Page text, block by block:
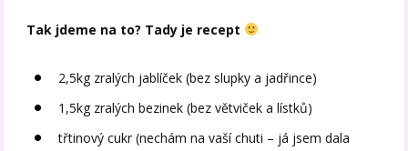
Tak jdeme na to? Tady je recept
2,5kg zralých jablíček (bez slupky a jadřince)
1,5kg zralých bezinek (bez větviček a lístků)
třtinový cukr (nechám na vaší chuti – já jsem dala